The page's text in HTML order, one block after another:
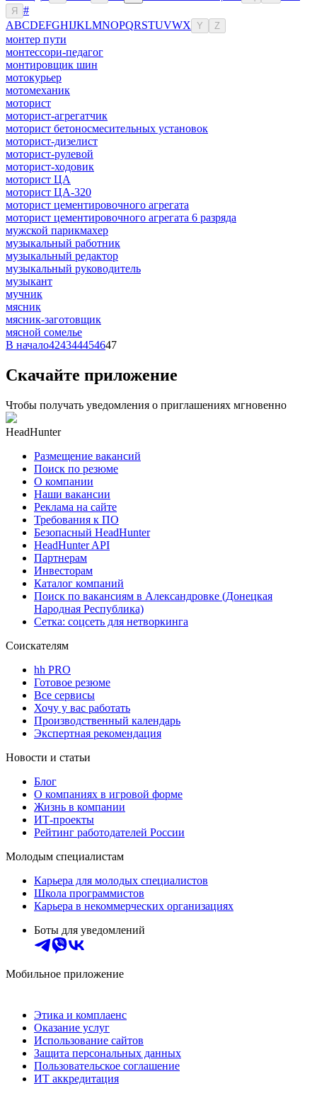
Я
#
ABCDEFGHIJKLMNOPQRSTUVWX Y Z
монтер пути
монтессори-педагог
монтировщик шин
мотокурьер
мотомеханик
моторист
моторист-агрегатчик
моторист бетоносмесительных установок
моторист-дизелист
моторист-рулевой
моторист-ходовик
моторист ЦА
моторист ЦА-320
моторист цементировочного агрегата
моторист цементировочного агрегата 6 разряда
мужской парикмахер
музыкальный работник
музыкальный редактор
музыкальный руководитель
музыкант
мучник
мясник
мясник-заготовщик
мясной сомелье
В начало424344454647
Скачайте приложение
Чтобы получать уведомления о приглашениях мгновенно
HeadHunter
Размещение вакансий
Поиск по резюме
О компании
Наши вакансии
Реклама на сайте
Требования к ПО
Безопасный HeadHunter
HeadHunter API
Партнерам
Инвесторам
Каталог компаний
Поиск по вакансиям в Александровке (Донецкая
Народная Республика)
Сетка: соцсеть для нетворкинга
Соискателям
hh PRO
Готовое резюме
Все сервисы
Хочу у вас работать
Производственный календарь
Экспертная рекомендация
Новости и статьи
Блог
О компаниях в игровой форме
Жизнь в компании
ИТ-проекты
Рейтинг работодателей России
Молодым специалистам
Карьера для молодых специалистов
Школа программистов
Карьера в некоммерческих организациях
Боты для уведомлений
Мобильное приложение
Этика и комплаенс
Оказание услуг
Использование сайтов
Защита персональных данных
Пользовательское соглашение
ИТ аккредитация